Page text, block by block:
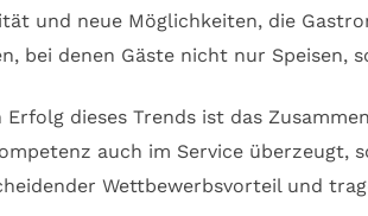
und neue Möglichkeiten, die
bei denen Gäste nicht nur
dieses Trends ist das
auch im Service überzeugt,
Wettbewerbsvorteil und